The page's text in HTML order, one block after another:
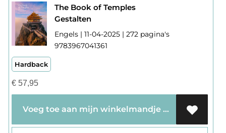
The Book of Temples
Gestalten
Engels | 11-04-2025 | 272 pagina's
9783967041361
Hardback
€57,95
Voeg toe aan mijn winkelmandje